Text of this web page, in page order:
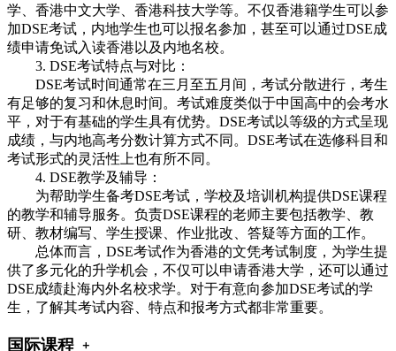
学、香港中文大学、香港科技大学等。不仅香港籍学生可以参
加DSE考试，内地学生也可以报名参加，甚至可以通过DSE成
绩申请免试入读香港以及内地名校。
3. DSE考试特点与对比：
DSE考试时间通常在三月至五月间，考试分散进行，考生
有足够的复习和休息时间。考试难度类似于中国高中的会考水
平，对于有基础的学生具有优势。DSE考试以等级的方式呈现
成绩，与内地高考分数计算方式不同。DSE考试在选修科目和
考试形式的灵活性上也有所不同。
4. DSE教学及辅导：
为帮助学生备考DSE考试，学校及培训机构提供DSE课程
的教学和辅导服务。负责DSE课程的老师主要包括教学、教
研、教材编写、学生授课、作业批改、答疑等方面的工作。
总体而言，DSE考试作为香港的文凭考试制度，为学生提
供了多元化的升学机会，不仅可以申请香港大学，还可以通过
DSE成绩赴海内外名校求学。对于有意向参加DSE考试的学
生，了解其考试内容、特点和报考方式都非常重要。
国际课程